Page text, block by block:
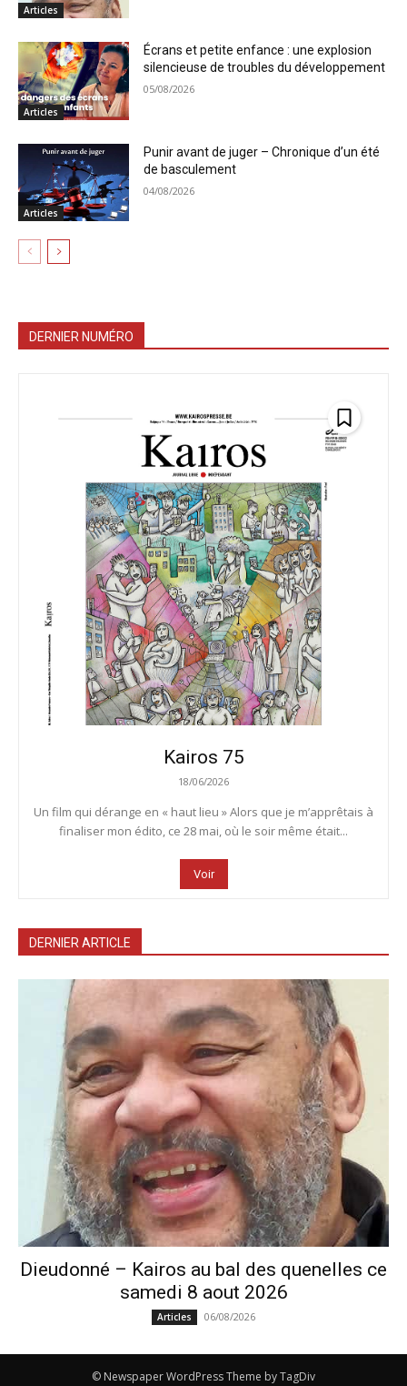
Articles
Articles
Écrans et petite enfance : une explosion
silencieuse de troubles du développement
05/08/2026
Articles
Punir avant de juger – Chronique d’un été
de basculement
04/08/2026
DERNIER NUMÉRO
Kairos 75
18/06/2026
Un film qui dérange en « haut lieu » Alors que je m’apprêtais à
finaliser mon édito, ce 28 mai, où le soir même était...
Voir
DERNIER ARTICLE
Dieudonné – Kairos au bal des quenelles ce
samedi 8 aout 2026
Articles 06/08/2026
© Newspaper WordPress Theme by TagDiv